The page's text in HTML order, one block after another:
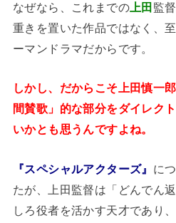
なぜなら、これまでの 上田 監
重きを置いた作品ではなく、
ーマンドラマだからです。
しかし、だからこそ上田慎一
間賛歌」的な部分をダイレク
いかとも思うんですよね。
『スペシャルアクターズ』 に
たが、上田監督は「どんでん
しろ役者を活かす天才であり